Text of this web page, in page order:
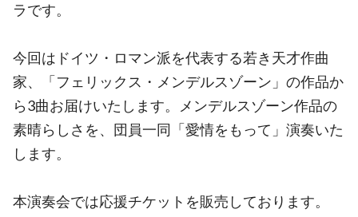
ラです。
今回はドイツ・ロマン派を代表する若き天才作曲
家、「フェリックス・メンデルスゾーン」の作品か
ら3曲お届けいたします。メンデルスゾーン作品の
素晴らしさを、団員一同「愛情をもって」演奏いた
します。
本演奏会では応援チケットを販売しております。